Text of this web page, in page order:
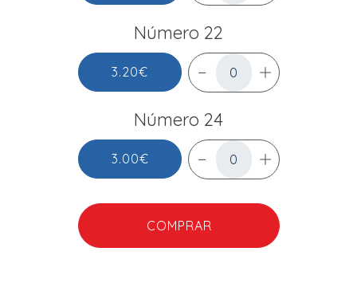
Número 22
3.20€
Número 24
3.00€
COMPRAR